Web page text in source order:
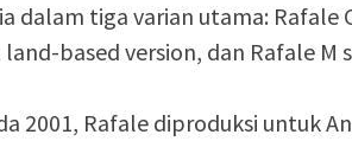
dalam tiga varian utama: Rafale
based version, dan Rafale M
2001, Rafale diproduksi untuk